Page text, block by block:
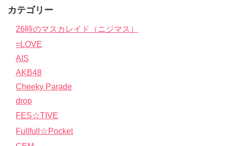
カテゴリー
26時のマスカレイド（ニジマス）
=LOVE
AIS
AKB48
Cheeky Parade
drop
FES☆TIVE
Fullfull☆Pocket